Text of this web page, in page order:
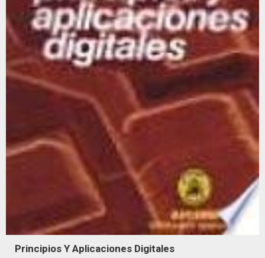
Principios Y Aplicaciones Digitales